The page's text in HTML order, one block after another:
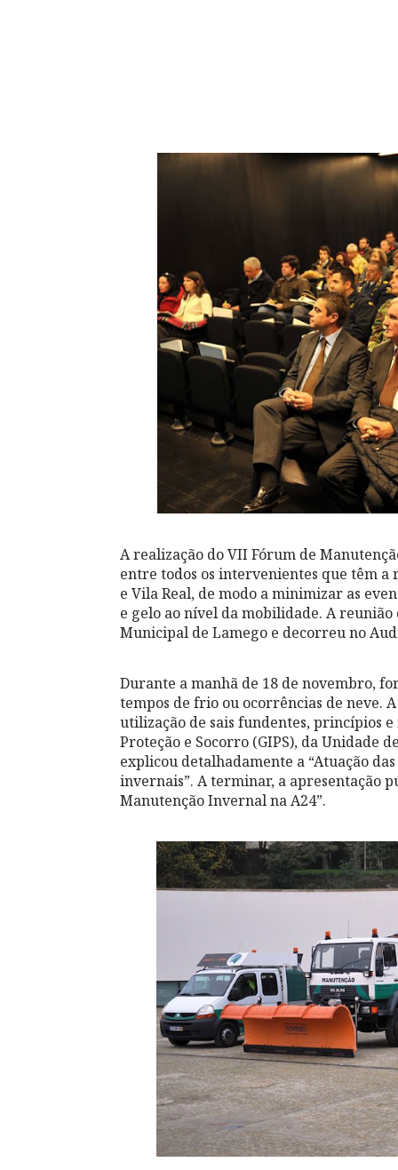
A realização do VII Fórum de
entre todos os intervenientes que têm
e Vila Real, de modo a minimizar as
e gelo ao nível da mobilidade. A
Municipal de Lamego e decorreu no
Durante a manhã de 18 de novembro,
tempos de frio ou ocorrências de neve.
utilização de sais fundentes, princípios
Proteção e Socorro (GIPS), da Unidade
explicou detalhadamente a “Atuação
invernais”. A terminar, a apresentação
Manutenção Invernal na A24”.